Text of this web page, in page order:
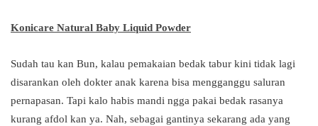
Konicare Natural Baby Liquid Powder
Sudah tau kan Bun, kalau pemakaian bedak tabur kini tidak lagi
disarankan oleh dokter anak karena bisa mengganggu saluran
pernapasan. Tapi kalo habis mandi ngga pakai bedak rasanya
kurang afdol kan ya. Nah, sebagai gantinya sekarang ada yang